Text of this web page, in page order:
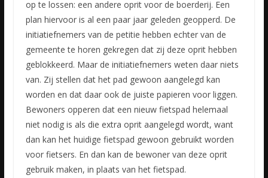
op te lossen: een andere oprit voor de boerderij. Een
plan hiervoor is al een paar jaar geleden geopperd. De
initiatiefnemers van de petitie hebben echter van de
gemeente te horen gekregen dat zij deze oprit hebben
geblokkeerd. Maar de initiatiefnemers weten daar niets
van. Zij stellen dat het pad gewoon aangelegd kan
worden en dat daar ook de juiste papieren voor liggen.
Bewoners opperen dat een nieuw fietspad helemaal
niet nodig is als die extra oprit aangelegd wordt, want
dan kan het huidige fietspad gewoon gebruikt worden
voor fietsers. En dan kan de bewoner van deze oprit
gebruik maken, in plaats van het fietspad.